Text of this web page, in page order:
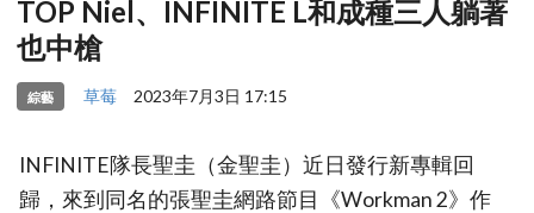
TOP Niel、INFINITE L和成種三人躺著
也中槍
綜藝 草莓 2023年7月3日 17:15
INFINITE隊長聖圭（金聖圭）近日發行新專輯回
歸，來到同名的張聖圭網路節目《Workman 2》作